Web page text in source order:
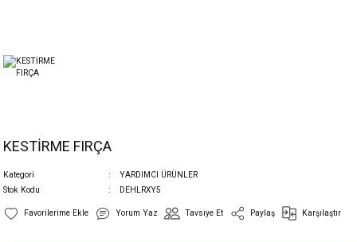
KESTİRME FIRÇA
Kategori
YARDIMCI ÜRÜNLER
Stok Kodu
DEHLRXY5
Yorum Yaz Tavsiye Et Paylaş Karşılaştır